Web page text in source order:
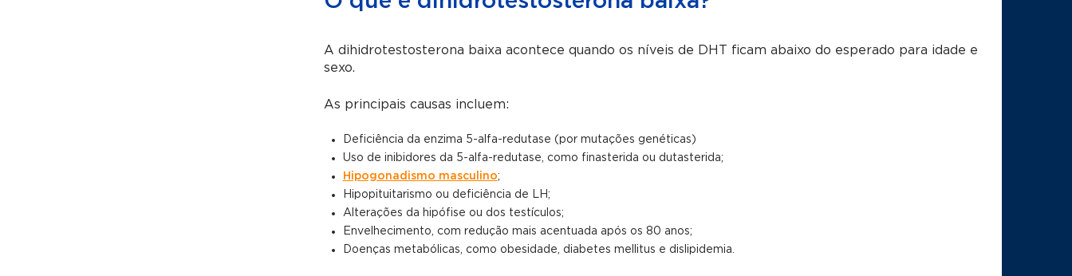
A dihidrotestosterona baixa acontece quando os níveis de DHT ficam abaixo do esperado para idade e
sexo.
As principais causas incluem:
Deficiência da enzima 5-alfa-redutase (por mutações genéticas)
Uso de inibidores da 5-alfa-redutase, como finasterida ou dutasterida;
Hipogonadismo masculino;
Hipopituitarismo ou deficiência de LH;
Alterações da hipófise ou dos testículos;
Envelhecimento, com redução mais acentuada após os 80 anos;
Doenças metabólicas, como obesidade, diabetes mellitus e dislipidemia.